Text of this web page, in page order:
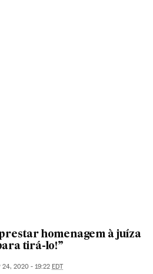
homenagem à juíza
tirá-lo!”
24, 2020 - 19:22 EDT